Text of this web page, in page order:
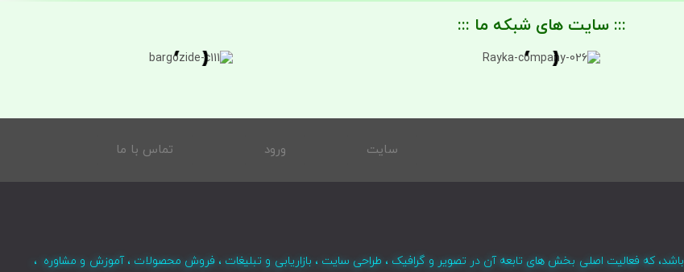
::: سایت های شبکه ما :::
سایت ورود تماس با ما
که فعالیت اصلی بخش های تابعه آن در تصویر و گرافیک ، طراحی سایت ، بازاریابی و تبلیغات ، فروش محصولات ، آموزش و مشاوره ،